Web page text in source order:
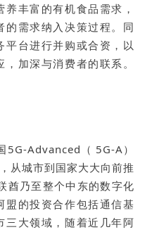
丰富的有机食品需求，
需求纳入决策过程。同
台进行并购或合资，以
加深与消费者的联系。
5G-Advanced（ 5G-A）
从城市到国家大大向前推
酋乃至整个中东的数字化
的投资合作包括通信基
三大领域，随着近几年阿